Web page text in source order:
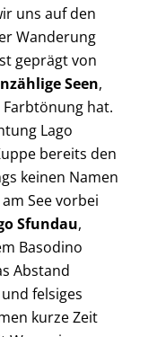
uns auf den
Wanderung
geprägt von
Seen,
hat.
Lago
bereits den
keinen Namen
See vorbei
Sfundau,
Basodino
Abstand
felsiges
kurze Zeit